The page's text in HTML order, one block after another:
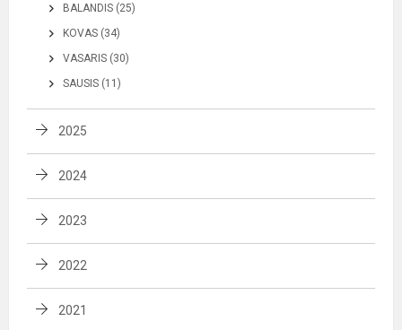
BALANDIS (25)
KOVAS (34)
VASARIS (30)
SAUSIS (11)
2025
2024
2023
2022
2021